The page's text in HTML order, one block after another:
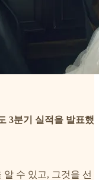
3분기 실적을 발표했
수 있고, 그것을 선